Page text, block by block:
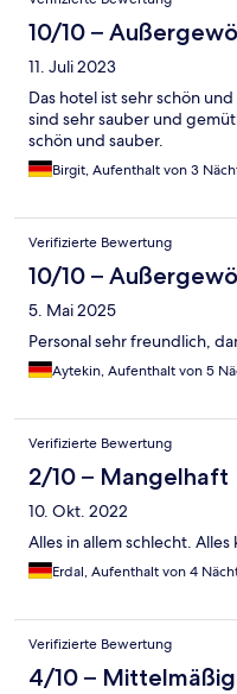
10/10 –
11. Juli 2023
Das hotel ist sehr schön
sind sehr sauber und
schön und sauber.
Birgit, Aufenthalt von 3
Verifizierte Bewertung
10/10 –
5. Mai 2025
Personal sehr freundlich,
Aytekin, Aufenthalt von 5
Verifizierte Bewertung
2/10 – Mangelhaft
10. Okt. 2022
Alles in allem schlecht.
Erdal, Aufenthalt von 4
Verifizierte Bewertung
4/10 – Mittelmäßig